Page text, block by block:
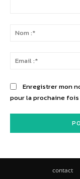
Enregistrer mon
pour la prochaine
contact